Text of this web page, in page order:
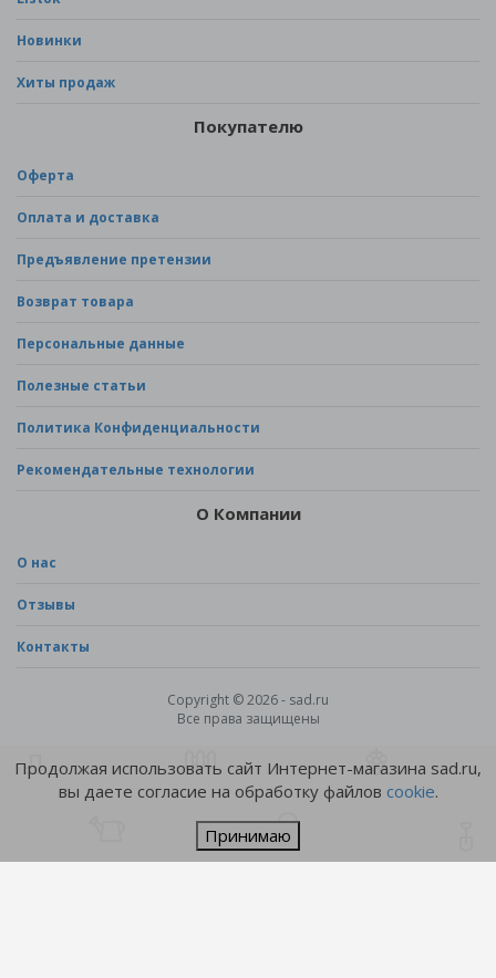
Новинки
Хиты продаж
Покупателю
Оферта
Оплата и доставка
Предъявление претензии
Возврат товара
Персональные данные
Полезные статьи
Политика Конфиденциальности
Рекомендательные технологии
О Компании
О нас
Отзывы
Контакты
Copyright © 2026 - sad.ru
Все права защищены
Продолжая использовать сайт Интернет-магазина sad.ru,
вы даете согласие на обработку файлов cookie.
Принимаю